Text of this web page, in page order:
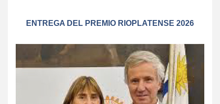
ENTREGA DEL PREMIO RIOPLATENSE 2026